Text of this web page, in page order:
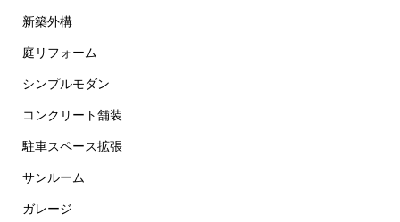
新築外構
庭リフォーム
シンプルモダン
コンクリート舗装
駐車スペース拡張
サンルーム
ガレージ